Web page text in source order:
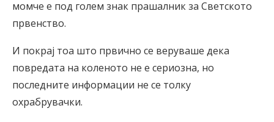
момче е под голем знак прашалник за Светското
првенство.
И покрај тоа што првично се веруваше дека
повредата на коленото не е сериозна, но
последните информации не се толку
охрабрувачки.